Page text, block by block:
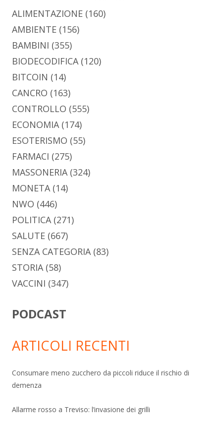
ALIMENTAZIONE (160)
AMBIENTE (156)
BAMBINI (355)
BIODECODIFICA(120)
BITCOIN (14)
CANCRO (163)
CONTROLLO (555)
ECONOMIA(174)
ESOTERISMO (55)
FARMACI (275)
MASSONERIA(324)
MONETA(14)
NWO (446)
POLITICA(271)
SALUTE (667)
SENZA CATEGORIA(83)
STORIA(58)
VACCINI (347)
PODCAST
ARTICOLI RECENTI
Consumare meno zucchero da piccoli riduce il rischio di
demenza
Allarme rosso a Treviso: l’invasione dei grilli